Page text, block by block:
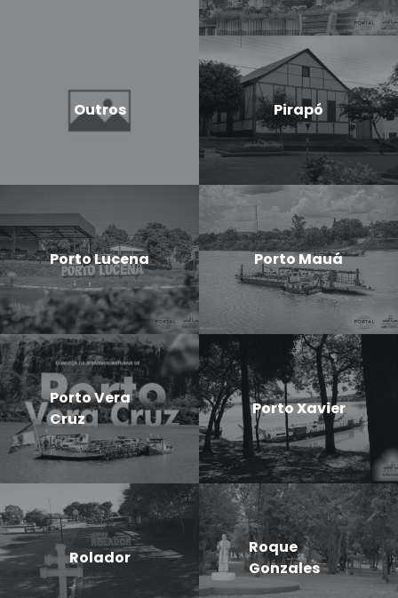
Outros Pirapó
Porto Lucena Porto Mauá
Porto Vera
Cruz
Porto Xavier
Rolador
Roque
Gonzales